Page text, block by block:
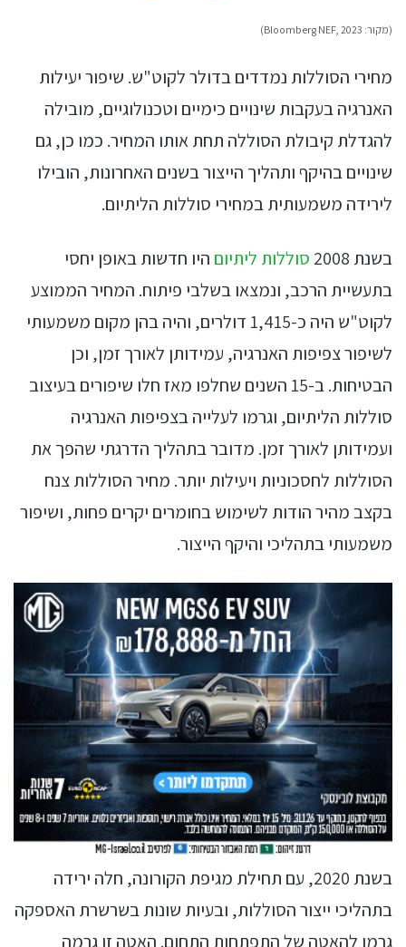
(מקור: Bloomberg NEF, 2023)
מחירי הסוללות נמדדים בדולר לקוט"ש. שיפור יעילות
האנרגיה בעקבות שינויים כימיים וטכנולוגיים, מובילה
להגדלת קיבולת הסוללה תחת אותו המחיר. כמו כן, גם
שינויים בהיקף ותהליך הייצור בשנים האחרונות, הובילו
לירידה משמעותית במחירי סוללות הליתיום.
בשנת 2008 סוללות ליתיום היו חדשות באופן יחסי
בתעשיית הרכב, ונמצאו בשלבי פיתוח. המחיר הממוצע
לקוט"ש היה כ-1,415 דולרים, והיה בהן מקום משמעותי
לשיפור צפיפות האנרגיה, עמידותן לאורך זמן, וכן
הבטיחות. ב-15 השנים שחלפו מאז חלו שיפורים בעיצוב
סוללות הליתיום, וגרמו לעלייה בצפיפות האנרגיה
ועמידותן לאורך זמן. מדובר בתהליך הדרגתי שהפך את
הסוללות לחסכוניות ויעילות יותר. מחיר הסוללות צנח
בקצב מהיר הודות לשימוש בחומרים יקרים פחות, ושיפור
משמעותי בתהליכי והיקף הייצור.
בשנת 2020, עם תחילת מגיפת הקורונה, חלה ירידה
בתהליכי ייצור הסוללות, ובעיות שונות בשרשרת האספקה
גרמו להאטה של התפתחות התחום. האטה זו גרמה